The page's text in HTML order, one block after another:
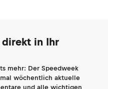
in Ihr
mehr: Der Speedweek
wöchentlich aktuelle
und alle wichtigen